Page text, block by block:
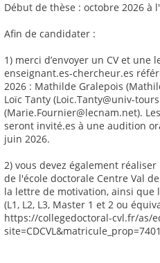
Début de thèse : octobre 2026 à
Afin de candidater :
1) merci d’envoyer un CV et
enseignant.es-chercheur.es
2026 : Mathilde Gralepois
Loïc Tanty (Loic.Tanty@univ-
(Marie.Fournier@lecnam.net).
seront invité.es à une audition
juin 2026.
2) vous devez également
de l'école doctorale Centre Val
la lettre de motivation, ainsi que
(L1, L2, L3, Master 1 et 2 ou
https://collegedoctoral-cvl.fr/as/